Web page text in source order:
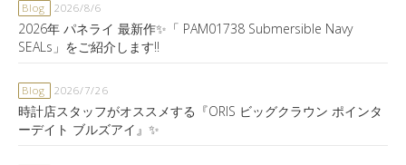
Blog 2026/8/6
2026年 パネライ 最新作✨「 PAM01738 Submersible Navy
SEALs」をご紹介します‼️
Blog 2026/7/26
時計店スタッフがオススメする『ORIS ビッグクラウン ポインタ
ーデイト ブルズアイ』✨